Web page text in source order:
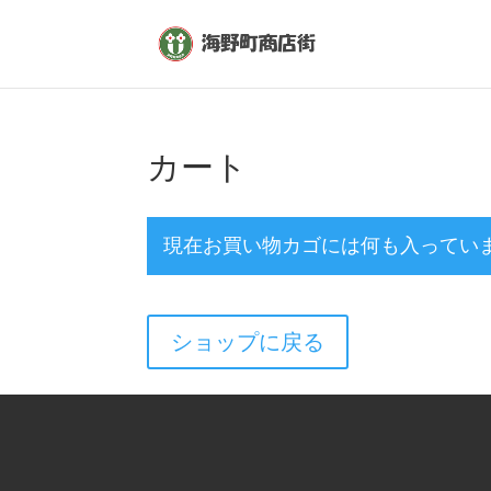
カート
現在お買い物カゴには何も入ってい
ショップに戻る